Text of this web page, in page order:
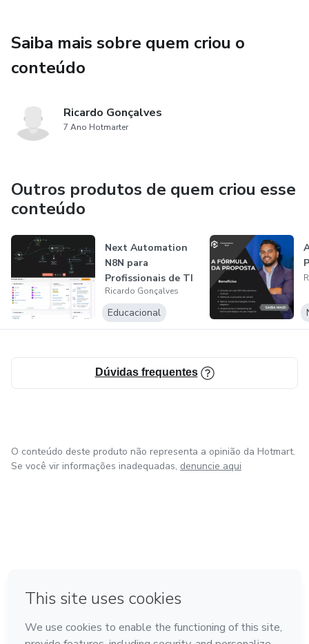
Saiba mais sobre quem criou o
conteúdo
Ricardo Gonçalves
7 Ano Hotmarter
Outros produtos de quem criou esse
conteúdo
Next Automation
N8N para
Profissionais de TI
Ricardo Gonçalves
Educacional
Dúvidas frequentes
O conteúdo deste produto não representa a opinião da Hotmart.
Se você vir informações inadequadas, denuncie aqui
Feito com ❤ em Bogotá